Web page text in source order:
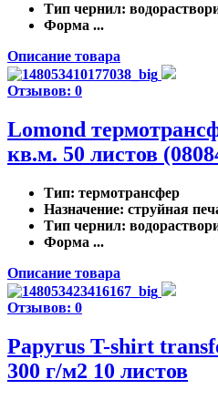
Тип чернил:
Форма ...
Описание товара
Отзывов: 0
Lomond
кв.м. 50 листов
Тип: термотрансфер
Назначение: струйная
Тип чернил:
Форма ...
Описание товара
Отзывов: 0
Papyrus T-shirt
300 г/м2 10 листов